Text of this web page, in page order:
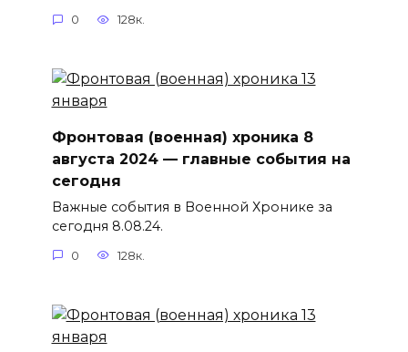
0 128к.
Фронтовая (военная) хроника 8
августа 2024 — главные события на
сегодня
Важные события в Военной Хронике за
сегодня 8.08.24.
0 128к.